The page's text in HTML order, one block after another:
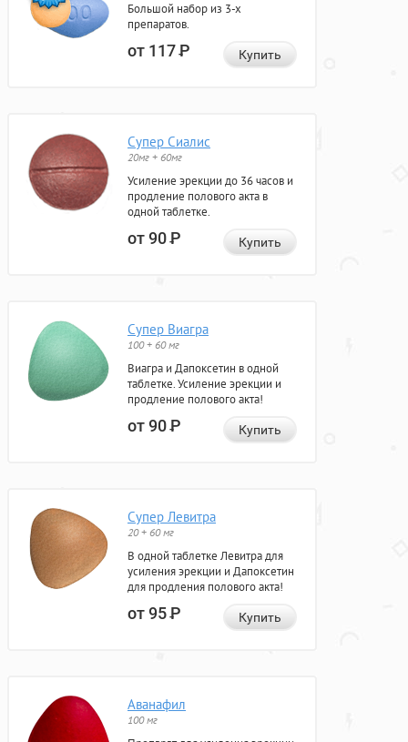
Большой набор из 3-х
препаратов.
от 117Р Купить
Супер Сиалис
20мг + 60мг
Усиление эрекции до 36 часов и
продление полового акта в
одной таблетке.
от 90Р Купить
Супер Виагра
100 + 60 мг
Виагра и Дапоксетин в одной
таблетке. Усиление эрекции и
продление полового акта!
от 90Р Купить
Супер Левитра
20 + 60 мг
В одной таблетке Левитра для
усиления эрекции и Дапоксетин
для продления полового акта!
от 95Р Купить
Аванафил
100 мг